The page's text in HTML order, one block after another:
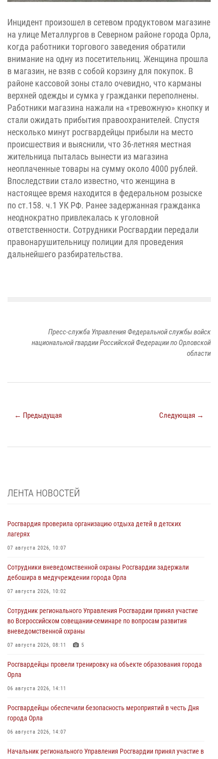
Инцидент произошел в сетевом продуктовом магазине
на улице Металлургов в Северном районе города Орла,
когда работники торгового заведения обратили
внимание на одну из посетительниц. Женщина прошла
в магазин, не взяв с собой корзину для покупок. В
районе кассовой зоны стало очевидно, что карманы
верхней одежды и сумка у гражданки переполнены.
Работники магазина нажали на «тревожную» кнопку и
стали ожидать прибытия правоохранителей. Спустя
несколько минут росгвардейцы прибыли на место
происшествия и выяснили, что 36-летняя местная
жительница пыталась вынести из магазина
неоплаченные товары на сумму около 4000 рублей.
Впоследствии стало известно, что женщина в
настоящее время находится в федеральном розыске
по ст.158. ч.1 УК РФ. Ранее задержанная гражданка
неоднократно привлекалась к уголовной
ответственности. Сотрудники Росгвардии передали
правонарушительницу полиции для проведения
дальнейшего разбирательства.
Пресс-служба Управления Федеральной службы войск
национальной гвардии Российской Федерации по Орловской
области
← Предыдущая Следующая →
ЛЕНТА НОВОСТЕЙ
Росгвардия проверила организацию отдыха детей в детских
лагерях
07 августа 2026, 10:07
Сотрудники вневедомственной охраны Росгвардии задержали
дебошира в медучреждении города Орла
07 августа 2026, 10:02
Сотрудник регионального Управления Росгвардии принял участие
во Всероссийском совещании-семинаре по вопросам развития
вневедомственной охраны
07 августа 2026, 08:11 5
Росгвардейцы провели тренировку на объекте образования города
Орла
06 августа 2026, 14:11
Росгвардейцы обеспечили безопасность мероприятий в честь Дня
города Орла
06 августа 2026, 14:07
Начальник регионального Управления Росгвардии принял участие в